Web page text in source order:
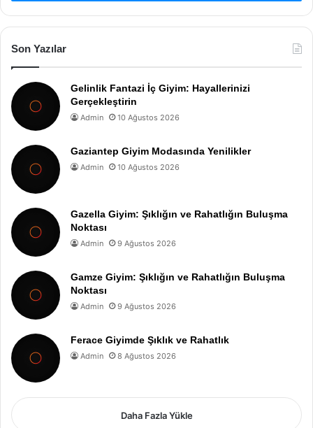
Son Yazılar
Gelinlik Fantazi İç Giyim: Hayallerinizi
Gerçekleştirin
Admin 10 Ağustos 2026
Gaziantep Giyim Modasında Yenilikler
Admin 10 Ağustos 2026
Gazella Giyim: Şıklığın ve Rahatlığın Buluşma
Noktası
Admin 9 Ağustos 2026
Gamze Giyim: Şıklığın ve Rahatlığın Buluşma
Noktası
Admin 9 Ağustos 2026
Ferace Giyimde Şıklık ve Rahatlık
Admin 8 Ağustos 2026
Daha Fazla Yükle